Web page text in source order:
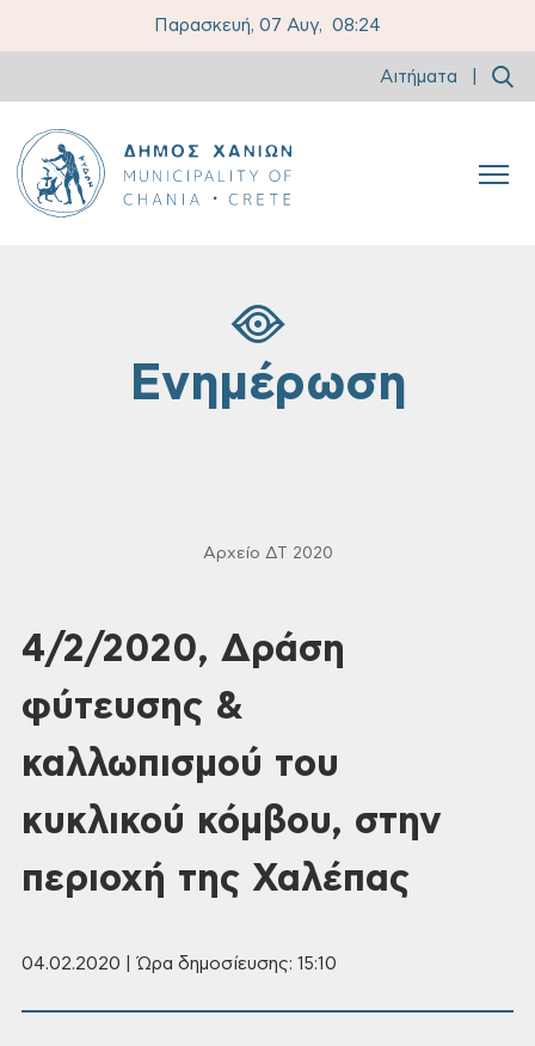
Παρασκευή, 07 Αυγ, 08:24
Αιτήματα
Ενημέρωση
Αρχείο ΔΤ 2020
4/2/2020, Δράση
φύτευσης &
καλλωπισμού του
κυκλικού κόμβου, στην
περιοχή της Χαλέπας
04.02.2020 | Ώρα δημοσίευσης: 15:10